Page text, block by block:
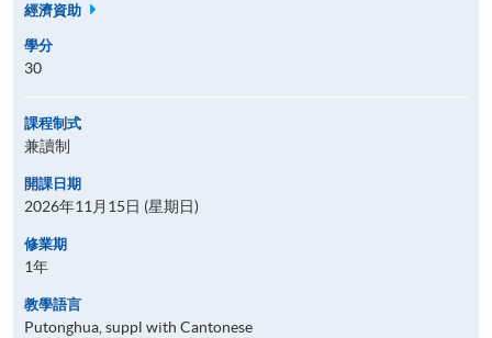
經濟資助
學分
30
課程制式
兼讀制
開課日期
2026年11月15日 (星期日)
修業期
1年
教學語言
Putonghua, suppl with Cantonese